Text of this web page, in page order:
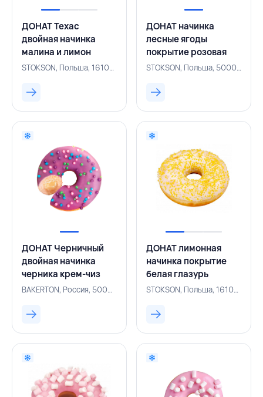
ДОНАТ Техас
двойная начинка
малина и лимон
покрытие зеленая
красная 70 г,
STOKSON, Польша, 161001661
ДОНАТ начинка
лесные ягоды
покрытие розовая
глазурь
посыпка 70 г,
STOKSON, Польша, 500001585
ДОНАТ Черничный
двойная начинка
черника крем-чиз
покрытие
разноцветная
BAKERTON, Россия, 500004227
ДОНАТ лимонная
начинка покрытие
белая глазурь
желтая посыпка 68 г,STOKSON, Польша, 161001652